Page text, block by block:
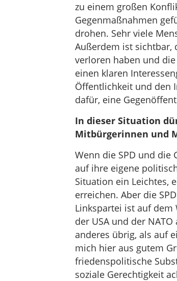
zu einem großen
Gegenmaßnahmen
drohen. Sehr viele
Außerdem ist sichtbar,
verloren haben und
einen klaren
Öffentlichkeit und den
dafür, eine
In dieser Situation
Mitbürgerinnen und
Wenn die SPD und die
auf ihre eigene
Situation ein Leichtes,
erreichen. Aber die
Linkspartei ist auf
der USA und der
anderes übrig, als auf
mich hier aus gutem
friedenspolitische
soziale Gerechtigkeit